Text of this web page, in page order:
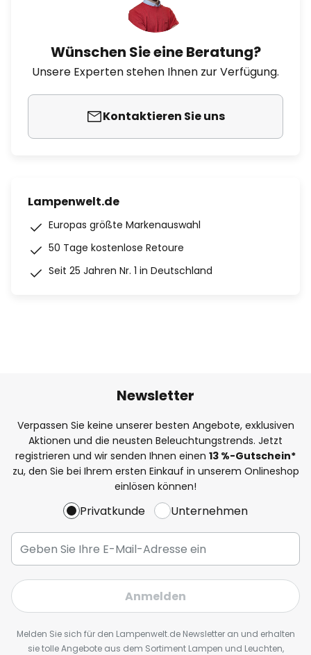
Wünschen Sie eine Beratung?
Unsere Experten stehen Ihnen zur Verfügung.
Kontaktieren Sie uns
Lampenwelt.de
Europas größte Markenauswahl
50 Tage kostenlose Retoure
Seit 25 Jahren Nr. 1 in Deutschland
Newsletter
Verpassen Sie keine unserer besten Angebote, exklusiven
Aktionen und die neusten Beleuchtungstrends. Jetzt
registrieren und wir senden Ihnen einen 13 %-Gutschein*
zu, den Sie bei Ihrem ersten Einkauf in unserem Onlineshop
einlösen können!
Privatkunde Unternehmen
Anmelden
Melden Sie sich für den Lampenwelt.de Newsletter an und erhalten
sie tolle Angebote aus dem Sortiment Lampen und Leuchten,